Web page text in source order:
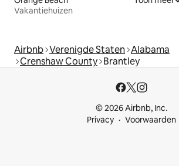
Vakantiehuizen
Airbnb Verenigde Staten Alabama
Crenshaw County Brantley
© 2026 Airbnb, Inc.
Privacy
Voorwaarden